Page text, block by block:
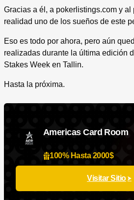
Gracias a él, a pokerlistings.com y al
realidad uno de los sueños de este
Eso es todo por ahora, pero aún
realizadas durante la última edición
Stakes Week en Tallin.
Hasta la próxima.
Americas Card Room
100% Hasta 2000$
Visitar Sitio